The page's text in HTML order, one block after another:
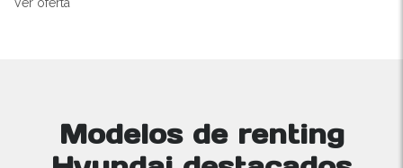
Ver oferta
Modelos de renting